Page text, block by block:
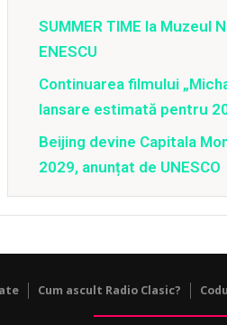
SUMMER TIME la Muzeul
ENESCU
Continuarea filmului
lansare estimată pentru
Beijing devine Capitala
2029, anunțat de UNESCO
Cum ascult Radio Clasic?